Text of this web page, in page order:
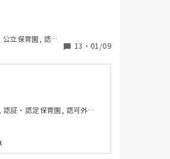
意見をいただけない
面での)
、こういう環境があっ
いただきたいです！
立保育園, 認可
13 ・ 01/09
証・認定保育園, 認可外保